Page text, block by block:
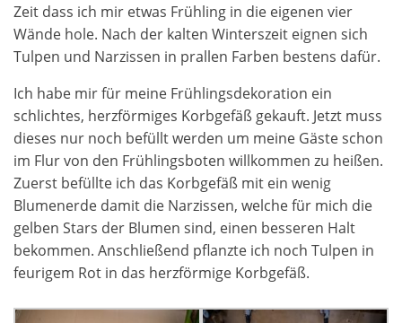
Zeit dass ich mir etwas Frühling in die eigenen vier
Wände hole. Nach der kalten Winterszeit eignen sich
Tulpen und Narzissen in prallen Farben bestens dafür.
Ich habe mir für meine Frühlingsdekoration ein
schlichtes, herzförmiges Korbgefäß gekauft. Jetzt muss
dieses nur noch befüllt werden um meine Gäste schon
im Flur von den Frühlingsboten willkommen zu heißen.
Zuerst befüllte ich das Korbgefäß mit ein wenig
Blumenerde damit die Narzissen, welche für mich die
gelben Stars der Blumen sind, einen besseren Halt
bekommen. Anschließend pflanzte ich noch Tulpen in
feurigem Rot in das herzförmige Korbgefäß.